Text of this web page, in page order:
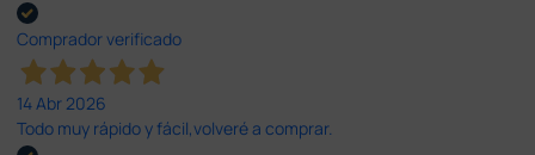
Comprador verificado
14 Abr 2026
Todo muy rápido y fácil,volveré a comprar.